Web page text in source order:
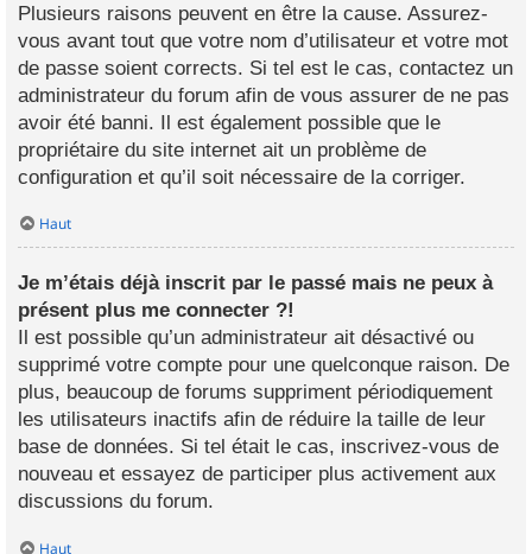
Plusieurs raisons peuvent en être la cause. Assurez-
vous avant tout que votre nom d’utilisateur et votre mot
de passe soient corrects. Si tel est le cas, contactez un
administrateur du forum afin de vous assurer de ne pas
avoir été banni. Il est également possible que le
propriétaire du site internet ait un problème de
configuration et qu’il soit nécessaire de la corriger.
Haut
Je m’étais déjà inscrit par le passé mais ne peux à
présent plus me connecter ?!
Il est possible qu’un administrateur ait désactivé ou
supprimé votre compte pour une quelconque raison. De
plus, beaucoup de forums suppriment périodiquement
les utilisateurs inactifs afin de réduire la taille de leur
base de données. Si tel était le cas, inscrivez-vous de
nouveau et essayez de participer plus activement aux
discussions du forum.
Haut